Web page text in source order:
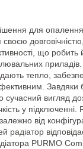
для
що робить
тепло,
Завдяки
сучасний вигляд
у підключенні.
від
радіатор
PURMO